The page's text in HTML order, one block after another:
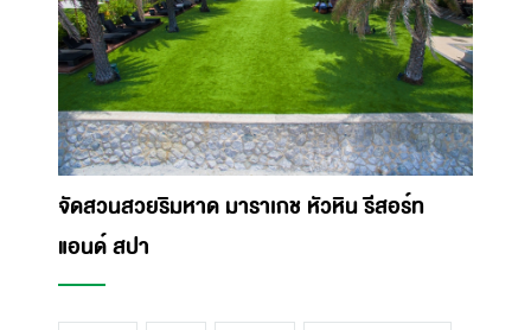
จัดสวนสวยริมหาด มาราเกช หัวหิน รีสอร์ท
แอนด์ สปา